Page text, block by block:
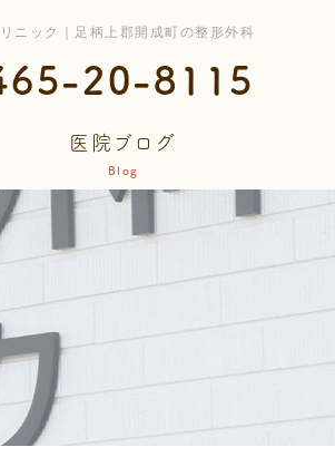
ニック｜足柄上郡開成町の整形外科
20-8115
医院ブログ
Blog